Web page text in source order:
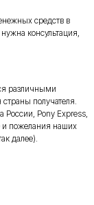
средств в
консультация,
различными
получателя.
Pony Express,
и пожелания наших
далее).